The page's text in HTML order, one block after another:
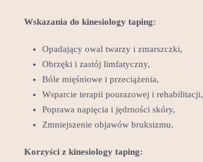
Wskazania do kinesiology taping:
Opadający owal twarzy i zmarszczki,
Obrzęki i zastój limfatyczny,
Bóle mięśniowe i przeciążenia,
Wsparcie terapii pourazowej i rehabilitacji,
Poprawa napięcia i jędrności skóry,
Zmniejszenie objawów bruksizmu.
Korzyści z kinesiology taping: